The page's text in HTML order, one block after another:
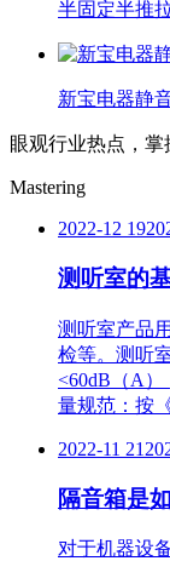
半固定半推
新宝电器静
眼观行业热点，
Mastering
2022-12 19
测听室的
测听室产品
检等。测听
<60dB（A
量规范：按
2022-11 21
隔音箱是
对于机器设